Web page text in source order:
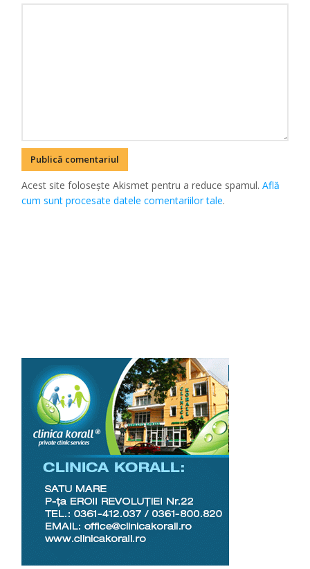
Acest site folosește Akismet pentru a reduce spamul.Află
cum sunt procesate datele comentariilor tale.